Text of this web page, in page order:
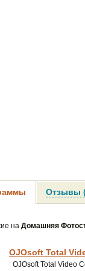
Отзывы
на Домашняя
OJOsoft Total
OJOsoft Total Video